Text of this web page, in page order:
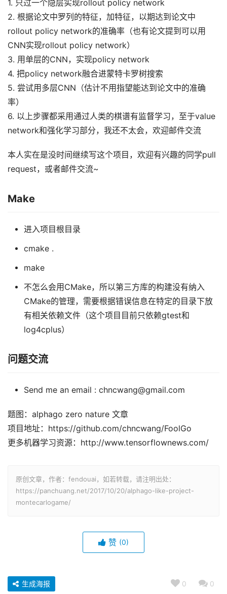
1. 只过一个隐层实现rollout policy network
2. 根据论文中罗列的特征，加特征，以期达到论文中
rollout policy network的准确率（也有论文提到可以用
CNN实现rollout policy network）
3. 用单层的CNN，实现policy network
4. 把policy network融合进蒙特卡罗树搜索
5. 尝试用多层CNN（估计不用指望能达到论文中的准确
率）
6. 以上步骤都采用通过人类的棋谱有监督学习，至于value
network和强化学习部分，我还不太会，欢迎邮件交流
本人实在是没时间继续写这个项目，欢迎有兴趣的同学pull
request，或者邮件交流~
Make
进入项目根目录
cmake .
make
不怎么会用CMake，所以第三方库的构建没有纳入
CMake的管理，需要根据错误信息在特定的目录下放
有相关依赖文件（这个项目目前只依赖gtest和
log4cplus）
问题交流
Send me an email : chncwang@gmail.com
题图：alphago zero nature 文章
项目地址：https://github.com/chncwang/FoolGo
更多机器学习资源：http://www.tensorflownews.com/
原创文章，作者：fendouai，如若转载，请注明出处：
https://panchuang.net/2017/10/20/alphago-like-project-
montecarlogame/
赞 (0)
0 0
生成海报